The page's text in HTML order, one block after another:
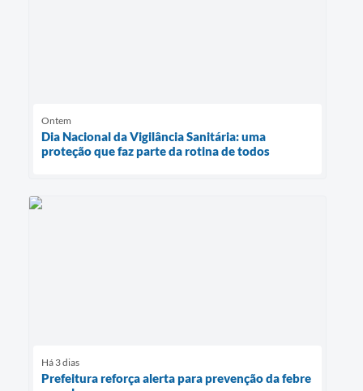
Ontem
Dia Nacional da Vigilância Sanitária: uma
proteção que faz parte da rotina de todos
Há 3 dias
Prefeitura reforça alerta para prevenção da febre